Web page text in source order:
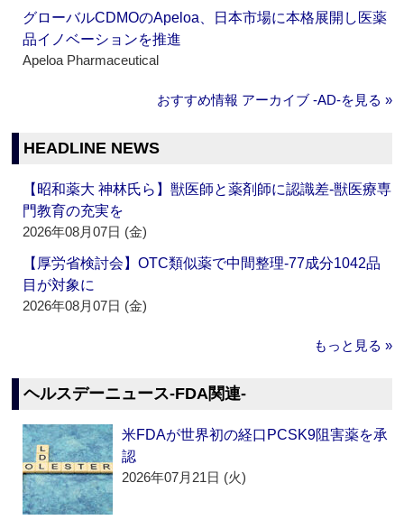
グローバルCDMOのApeloa、日本市場に本格展開し医薬
品イノベーションを推進
Apeloa Pharmaceutical
おすすめ情報 アーカイブ ‐AD‐を見る »
HEADLINE NEWS
【昭和薬大 神林氏ら】獣医師と薬剤師に認識差‐獣医療専
門教育の充実を
2026年08月07日 (金)
【厚労省検討会】OTC類似薬で中間整理‐77成分1042品
目が対象に
2026年08月07日 (金)
もっと見る »
ヘルスデーニュース‐FDA関連‐
米FDAが世界初の経口PCSK9阻害薬を承
認
2026年07月21日 (火)